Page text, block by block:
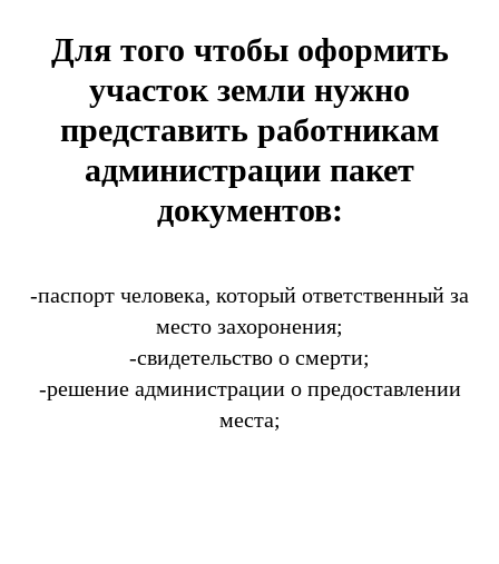
Для того чтобы оформить
участок земли нужно
представить работникам
администрации пакет
документов:
-паспорт человека, который ответственный за
место захоронения;
-свидетельство о смерти;
-решение администрации о предоставлении
места;